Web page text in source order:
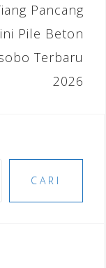
Pancang
Pile Beton
Terbaru
2026
CARI